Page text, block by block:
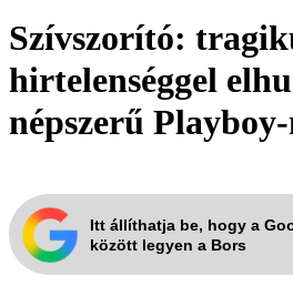
Szívszorító:
hirtelenséggel
népszerű
Itt állíthatja be, hogy a
között legyen a Bors